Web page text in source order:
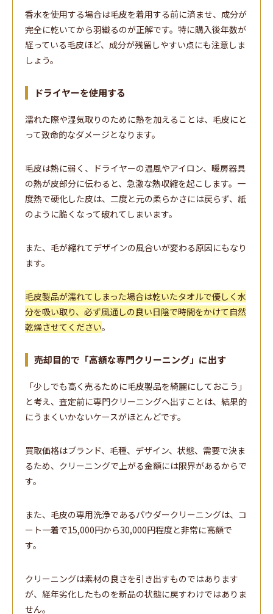
香水を使用する場合は毛皮を着用する前に済ませ、成分が
完全に乾いてから羽織るのが正解です。特に購入後年数が
経っている毛皮ほど、成分が残留しやすい点にも注意しま
しょう。
ドライヤーを使用する
濡れた際や湿気取りのために熱を加えることは、毛皮にと
って致命的なダメージとなります。
毛皮は熱に弱く、ドライヤーの温風やアイロン、暖房器具
の熱が皮部分に伝わると、急激な熱収縮を起こします。一
度熱で硬化した皮は、二度と元の柔らかさには戻らず、紙
のように脆くなって破れてしまいます。
また、毛が縮れてデザインの風合いが変わる原因にもなり
ます。
毛皮製品が濡れてしまった場合は乾いたタオルで優しく水
分を吸い取り、必ず風通しの良い日陰で時間をかけて自然
乾燥させてください。
売却目的で「高額な専門クリーニング」に出す
「少しでも高く売るために毛皮製品を綺麗にしておこう」
と考え、査定前に専門クリーニングへ出すことは、結果的
にうまくいかないケースがほとんどです。
買取価格はブランド、毛種、デザイン、状態、需要で決ま
るため、クリーニングで上がる金額には限界があるからで
す。
また、毛皮の専用洗浄であるパウダークリーニングは、コ
ート一着で15,000円から30,000円程度と非常に高額で
す。
クリーニングは素材の良さを引き出すものではあります
が、経年劣化したものを新品の状態に戻すわけではありま
せん。